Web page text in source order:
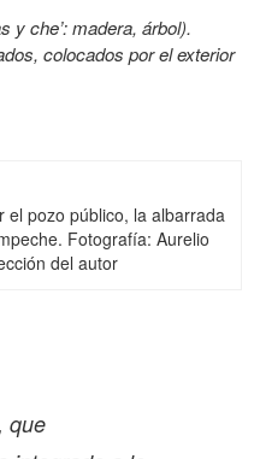
y che’: madera, árbol).
colocados por el exterior
el pozo público, la albarrada
Fotografía: Aurelio
del autor
que